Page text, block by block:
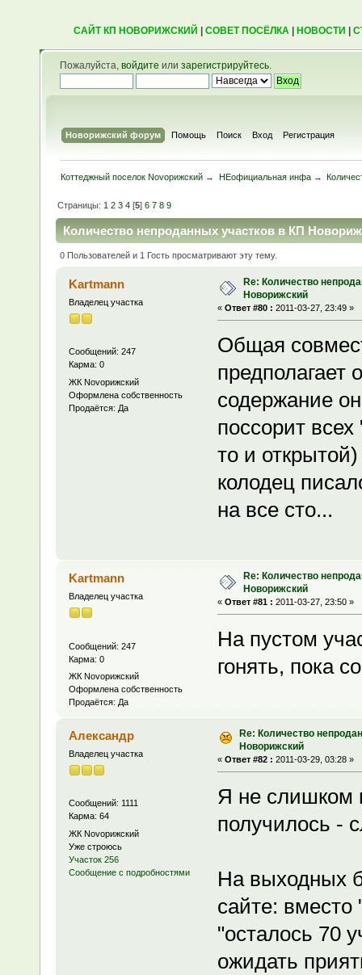
САЙТ КП НОВОРИЖСКИЙ СОВЕТ ПОСЁЛКА| НОВОСТИ
Пожалуйста, войдите или зарегистрируйтесь.
Новорижский форум Помощь Поиск Вход Регистрация
Коттеджный поселок Novoрижский → НЕофициальная инфа→
Страницы:1 2 3 4 [5]6 7 8 9
Количество непроданных участков в КП
0 Пользователей и 1 Гость просматривают эту тему.
Kartmann
Владелец участка
Сообщений: 247
Карма: 0
ЖК Novoрижский
Оформлена собственность
Продаётся: Да
Re: Количество
Новорижский
« Ответ #80 : 2011-03-27, 23:49 »
Общая
содержание
поссорит
то и
колодец
на все сто...
Kartmann
Владелец участка
Сообщений: 247
Карма: 0
ЖК Novoрижский
Оформлена собственность
Продаётся: Да
Re: Количество
Новорижский
« Ответ #81 : 2011-03-27, 23:50 »
На пустом
гонять, пока
Александр
Владелец участка
Сообщений: 1111
Карма: 64
ЖК Novoрижский
Уже строюсь
Участок 256
Сообщение с подробностями
Re: Количество
Новорижский
« Ответ #82 : 2011-03-29, 03:28 »
Я не слишком
получилось -
На выходных
сайте: вместо
"осталось 70
ожидать